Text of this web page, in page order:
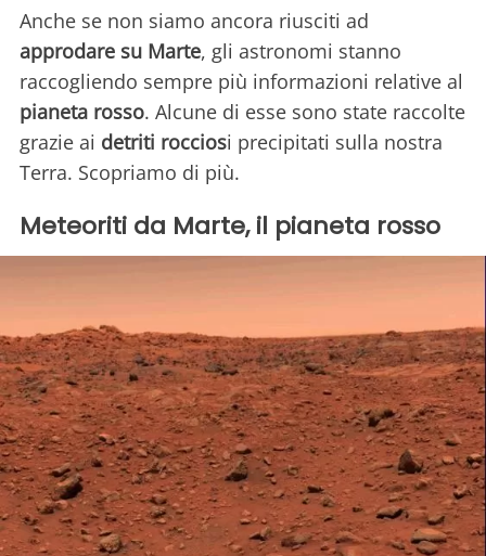
Anche se non siamo ancora riusciti ad
approdare su Marte, gli astronomi stanno
raccogliendo sempre più informazioni relative al
pianeta rosso. Alcune di esse sono state raccolte
grazie ai detriti rocciosi precipitati sulla nostra
Terra. Scopriamo di più.
Meteoriti da Marte, il pianeta rosso